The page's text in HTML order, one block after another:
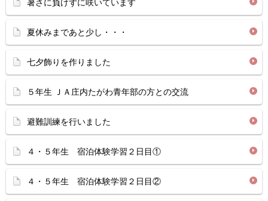
暑さに負けずに咲いています
夏休みまであと少し・・・
七夕飾りを作りました
５年生 ＪＡ庄内たがわ青年部の方との交流
避難訓練を行いました
４・５年生 宿泊体験学習２日目①
４・５年生 宿泊体験学習２日目②